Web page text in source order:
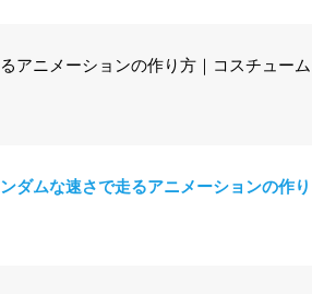
アニメーションの作り方｜コスチューム
ダムな速さで走るアニメーションの作り